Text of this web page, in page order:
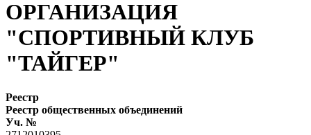
ОРГАНИЗАЦИЯ
"СПОРТИВНЫЙ КЛУБ
"ТАЙГЕР"
Реестр
Реестр общественных объединений
Уч. №